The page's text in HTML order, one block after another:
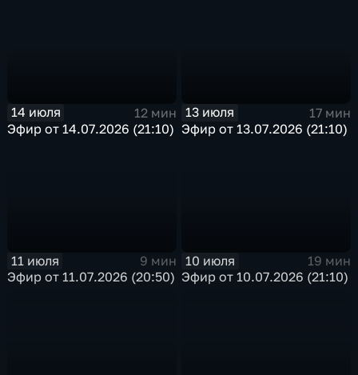
14 июля
12 мин
Эфир от 14.07.2026 (21:10)
13 июля
17 мин
Эфир от 13.07.2026 (21:10)
11 июля
9 мин
Эфир от 11.07.2026 (20:50)
10 июля
19 мин
Эфир от 10.07.2026 (21:10)